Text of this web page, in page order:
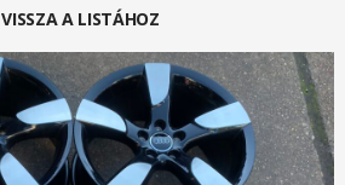
VISSZA A LISTÁHOZ